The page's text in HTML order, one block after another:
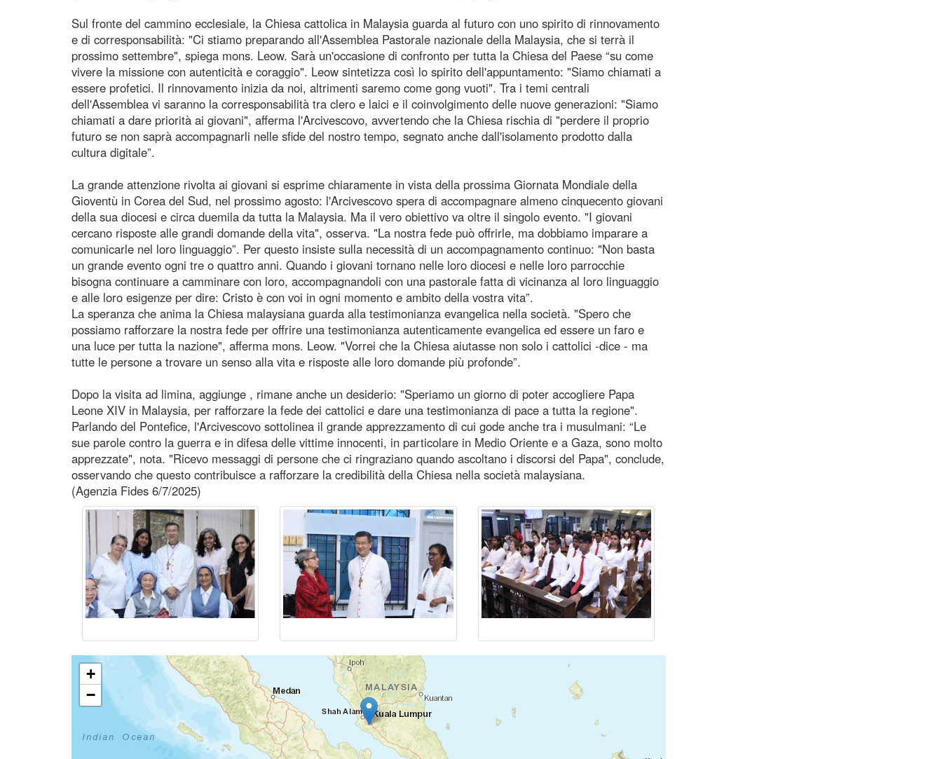
Sul fronte del cammino ecclesiale, la Chiesa cattolica in Malaysia guarda al futuro con uno spirito di rinnovamento
e di corresponsabilità: "Ci stiamo preparando all'Assemblea Pastorale nazionale della Malaysia, che si terrà il
prossimo settembre", spiega mons. Leow. Sarà un'occasione di confronto per tutta la Chiesa del Paese “su come
vivere la missione con autenticità e coraggio". Leow sintetizza così lo spirito dell'appuntamento: "Siamo chiamati a
essere profetici. Il rinnovamento inizia da noi, altrimenti saremo come gong vuoti". Tra i temi centrali
dell'Assemblea vi saranno la corresponsabilità tra clero e laici e il coinvolgimento delle nuove generazioni: "Siamo
chiamati a dare priorità ai giovani", afferma l'Arcivescovo, avvertendo che la Chiesa rischia di "perdere il proprio
futuro se non saprà accompagnarli nelle sfide del nostro tempo, segnato anche dall'isolamento prodotto dalla
cultura digitale”.
La grande attenzione rivolta ai giovani si esprime chiaramente in vista della prossima Giornata Mondiale della
Gioventù in Corea del Sud, nel prossimo agosto: l'Arcivescovo spera di accompagnare almeno cinquecento giovani
della sua diocesi e circa duemila da tutta la Malaysia. Ma il vero obiettivo va oltre il singolo evento. "I giovani
cercano risposte alle grandi domande della vita", osserva. "La nostra fede può offrirle, ma dobbiamo imparare a
comunicarle nel loro linguaggio”. Per questo insiste sulla necessità di un accompagnamento continuo: "Non basta
un grande evento ogni tre o quattro anni. Quando i giovani tornano nelle loro diocesi e nelle loro parrocchie
bisogna continuare a camminare con loro, accompagnandoli con una pastorale fatta di vicinanza al loro linguaggio
e alle loro esigenze per dire: Cristo è con voi in ogni momento e ambito della vostra vita”.
La speranza che anima la Chiesa malaysiana guarda alla testimonianza evangelica nella società. "Spero che
possiamo rafforzare la nostra fede per offrire una testimonianza autenticamente evangelica ed essere un faro e
una luce per tutta la nazione", afferma mons. Leow. "Vorrei che la Chiesa aiutasse non solo i cattolici -dice - ma
tutte le persone a trovare un senso alla vita e risposte alle loro domande più profonde”.
Dopo la visita ad limina, aggiunge , rimane anche un desiderio: "Speriamo un giorno di poter accogliere Papa
Leone XIV in Malaysia, per rafforzare la fede dei cattolici e dare una testimonianza di pace a tutta la regione".
Parlando del Pontefice, l'Arcivescovo sottolinea il grande apprezzamento di cui gode anche tra i musulmani: “Le
sue parole contro la guerra e in difesa delle vittime innocenti, in particolare in Medio Oriente e a Gaza, sono molto
apprezzate", nota. "Ricevo messaggi di persone che ci ringraziano quando ascoltano i discorsi del Papa", conclude,
osservando che questo contribuisce a rafforzare la credibilità della Chiesa nella società malaysiana.
(Agenzia Fides 6/7/2025)
+
−